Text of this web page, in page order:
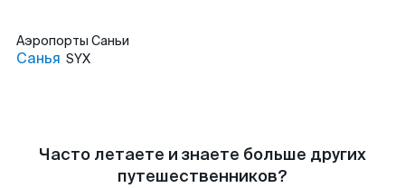
Аэропорты Саньи
Санья SYX
Часто летаете и знаете больше других
путешественников?